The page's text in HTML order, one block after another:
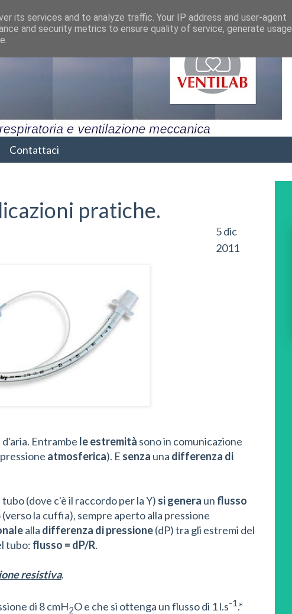
Contattaci
pratiche.
5 dic
2011
d'aria. Entrambe le estremità sono in comunicazione
atmosferica). E senza una differenza di
tubo (dove c'è il raccordo per la Y) si genera un flusso
la cuffia), sempre aperto alla pressione
alla differenza di pressione(dP) tra gli estremi del
tubo: flusso = dP/R.
resistiva.
di 8 cmH2O e che si ottenga un flusso di 1 l.s-1 .*
its services and to analyze traffic. Your IP address and user-agent
and security metrics to ensure quality of service, generate usage